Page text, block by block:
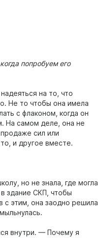
попробуем его
на то, что
Не то чтобы она имела
с флаконом, когда он
На самом деле, она не
сил или
и другое вместе.
но не знала, где могла
здание СКП, чтобы
с этим, она заодно решила
внутри. — Почему я